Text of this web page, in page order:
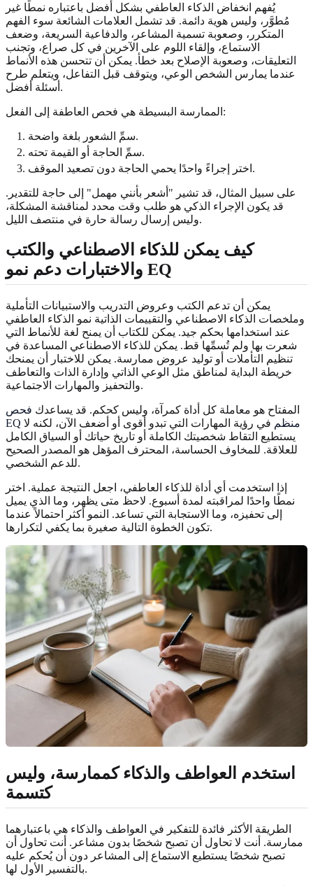
يُفهم انخفاض الذكاء العاطفي بشكل أفضل باعتباره نمطًا غير
مُطوَّر، وليس هوية دائمة. قد تشمل العلامات الشائعة سوء الفهم
المتكرر، وصعوبة تسمية المشاعر، والدفاعية السريعة، وضعف
الاستماع، وإلقاء اللوم على الآخرين في كل صراع، وتجنب
التعليقات، وصعوبة الإصلاح بعد خطأ. يمكن أن تتحسن هذه الأنماط
عندما يمارس الشخص الوعي، ويتوقف قبل التفاعل، ويتعلم طرح
أسئلة أفضل.
الممارسة البسيطة هي فحص العاطفة إلى الفعل:
سمِّ الشعور بلغة واضحة.
سمِّ الحاجة أو القيمة تحته.
اختر إجراءً واحدًا يحمي الحاجة دون تصعيد الموقف.
على سبيل المثال، قد تشير "أشعر بأنني مهمل" إلى حاجة للتقدير.
قد يكون الإجراء الذكي هو طلب وقت محدد لمناقشة المشكلة،
وليس إرسال رسالة حارة في منتصف الليل.
كيف يمكن للذكاء الاصطناعي والكتب
والاختبارات دعم نمو EQ
يمكن أن تدعم الكتب وعروض التدريب والاستبيانات التأملية
وملخصات الذكاء الاصطناعي والتقييمات الذاتية نمو الذكاء العاطفي
عند استخدامها بحكم جيد. يمكن للكتاب أن يمنح لغة للأنماط التي
شعرت بها ولم تُسمِّها قط. يمكن للذكاء الاصطناعي المساعدة في
تنظيم التأملات أو توليد عروض ممارسة. يمكن للاختبار أن يمنحك
خريطة البداية لمناطق مثل الوعي الذاتي وإدارة الذات والتعاطف
والتحفيز والمهارات الاجتماعية.
المفتاح هو معاملة كل أداة كمرآة، وليس كحكم. قد يساعدك فحص
EQ منظم في رؤية المهارات التي تبدو أقوى أو أضعف الآن، لكنه لا
يستطيع التقاط شخصيتك الكاملة أو تاريخ حياتك أو السياق الكامل
للعلاقة. للمخاوف الحساسة، المحترف المؤهل هو المصدر الصحيح
للدعم الشخصي.
إذا استخدمت أي أداة للذكاء العاطفي، اجعل النتيجة عملية. اختر
نمطًا واحدًا لمراقبته لمدة أسبوع. لاحظ متى يظهر، وما الذي يميل
إلى تحفيزه، وما الاستجابة التي تساعد. النمو أكثر احتمالاً عندما
تكون الخطوة التالية صغيرة بما يكفي لتكرارها.
استخدم العواطف والذكاء كممارسة، وليس
كتسمة
الطريقة الأكثر فائدة للتفكير في العواطف والذكاء هي باعتبارهما
ممارسة. أنت لا تحاول أن تصبح شخصًا بدون مشاعر. أنت تحاول أن
تصبح شخصًا يستطيع الاستماع إلى المشاعر دون أن يُحكم عليه
بالتفسير الأول لها.